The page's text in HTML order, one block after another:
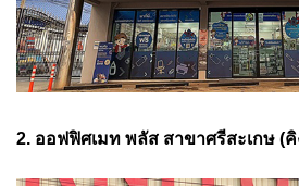
2. ออฟฟิศเมท พลัส สาขาศรีสะเกษ (